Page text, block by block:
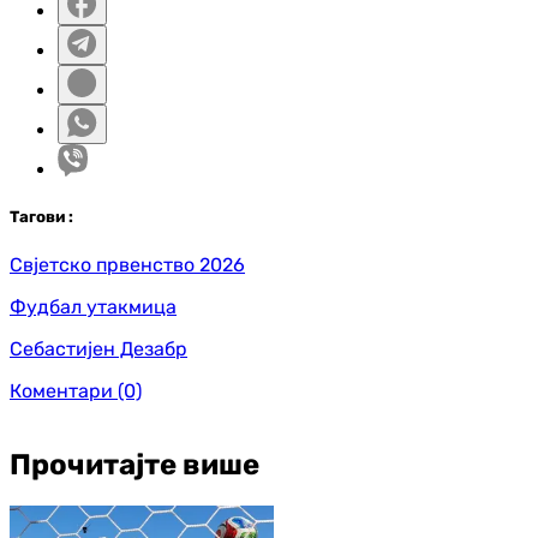
Тагови :
Свјетско првенство 2026
Фудбал утакмица
Себастијен Дезабр
Коментари (0)
Прочитајте више